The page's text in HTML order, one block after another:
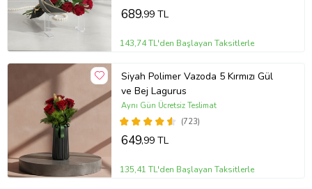
689,99 TL
143,74 TL'den Başlayan Taksitlerle
Siyah Polimer Vazoda 5 Kırmızı Gül
ve Bej Lagurus
(723)
Aynı Gün Ücretsiz Teslimat
649,99 TL
135,41 TL'den Başlayan Taksitlerle